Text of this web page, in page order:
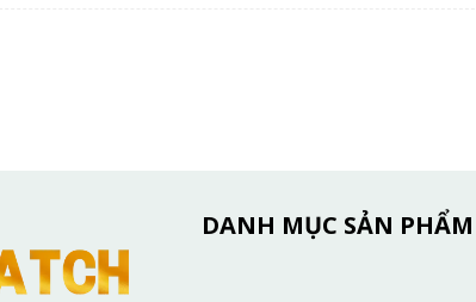
DANH MỤC SẢN PHẨM